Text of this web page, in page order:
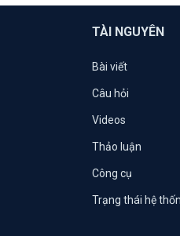
TÀI NGUYÊN
Bài viết
Câu hỏi
Videos
Thảo luận
Công cụ
Trạng thái hệ